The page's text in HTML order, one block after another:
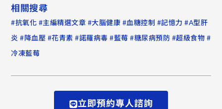
相關搜尋
#抗氧化 #主編精選文章 #大腦健康 #血糖控制 #記憶力 #A型肝
炎 #降血壓 #花青素 #諾羅病毒 #藍莓 #糖尿病預防 #超級食物 #
冷凍藍莓
立即預約專人諮詢